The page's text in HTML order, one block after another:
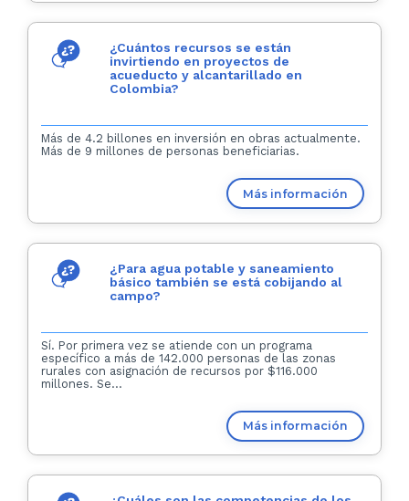
¿Cuántos recursos se están
invirtiendo en proyectos de
acueducto y alcantarillado en
Colombia?
Más de 4.2 billones en inversión en obras actualmente.
Más de 9 millones de personas beneficiarias.
Más información
¿Para agua potable y saneamiento
básico también se está cobijando al
campo?
Sí. Por primera vez se atiende con un programa
específico a más de 142.000 personas de las zonas
rurales con asignación de recursos por $116.000
millones. Se...
Más información